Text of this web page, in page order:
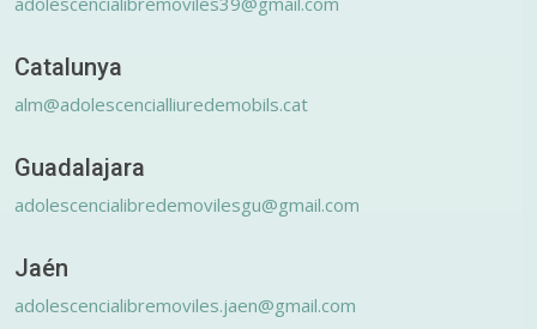
Catalunya
alm@adolescencialliuredemobils.cat
Guadalajara
adolescencialibredemovilesgu@gmail.com
Jaén
adolescencialibremoviles.jaen@gmail.com